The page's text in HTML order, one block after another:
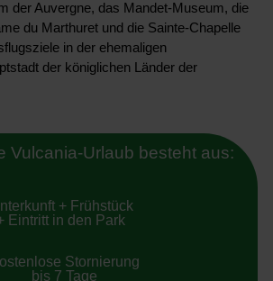
der Auvergne, das Mandet-Museum, die
du Marthuret und die Sainte-Chapelle
in der ehemaligen
der königlichen Länder der
Vulcania-Urlaub besteht aus:
+ Frühstück
Eintritt in den Park
Stornierung
bis 7 Tage